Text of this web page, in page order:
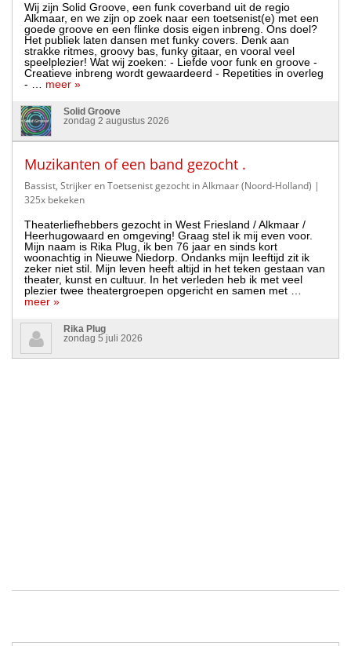
Wij zijn Solid Groove, een funk coverband uit de regio
Alkmaar, en we zijn op zoek naar een toetsenist(e) met een
goede groove en een flinke dosis eigen inbreng. Ons doel?
Het publiek laten dansen met funky covers. Denk aan
strakke ritmes, groovy bas, funky gitaar, en vooral veel
speelplezier! Wat wij zoeken: - Liefde voor funk en groove -
Creatieve inbreng wordt gewaardeerd - Repetities in overleg
- … meer »
Solid Groove
zondag 2 augustus 2026
Muzikanten of een band gezocht .
Bassist, Strijker en Toetsenist gezocht in Alkmaar (Noord-Holland) |
325x bekeken
Theaterliefhebbers gezocht in West Friesland / Alkmaar /
Heerhugowaard en omgeving! Graag stel ik mij even voor.
Mijn naam is Rika Plug, ik ben 76 jaar en sinds kort
woonachtig in Nieuwe Niedorp. Ondanks mijn leeftijd zit ik
zeker niet stil. Mijn leven heeft altijd in het teken gestaan van
theater, kunst en cultuur. In het verleden heb ik met veel
plezier twee theatergroepen opgericht en samen met …
meer »
Rika Plug
zondag 5 juli 2026